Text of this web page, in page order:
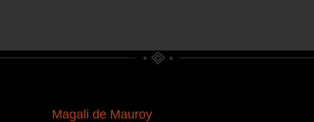
Magali de Mauroy